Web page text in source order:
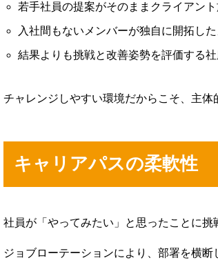
会社概要
コーポレートサイト プライバシーポリ
若手社員の提案がそのままクライアン
入社間もないメンバーが独自に開拓し
結果よりも挑戦と改善姿勢を評価する
チャレンジしやすい環境だからこそ、主
キャリアパスの柔軟性
社員が「やってみたい」と思ったことに挑
ジョブローテーションにより、部署を横断